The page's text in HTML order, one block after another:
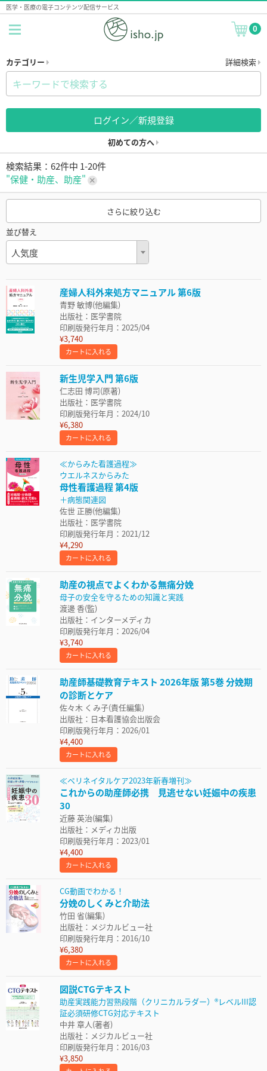
医学・医療の電子コンテンツ配信サービス
0
カテゴリー 詳細検索
ログイン／新規登録
初めての方へ
検索結果：62件中 1-20件
"保健・助産、助産"
さらに絞り込む
並び替え
人気度
産婦人科外来処方マニュアル 第6版
青野 敏博(他編集)
出版社：医学書院
印刷版発行年月：2025/04
¥3,740
カートに入れる
新生児学入門 第6版
仁志田 博司(原著)
出版社：医学書院
印刷版発行年月：2024/10
¥6,380
カートに入れる
≪からみた看護過程≫
ウエルネスからみた
母性看護過程 第4版
＋病態関連図
佐世 正勝(他編集)
出版社：医学書院
印刷版発行年月：2021/12
¥4,290
カートに入れる
助産の視点でよくわかる無痛分娩
母子の安全を守るための知識と実践
渡邊 香(監)
出版社：インターメディカ
印刷版発行年月：2026/04
¥3,740
カートに入れる
助産師基礎教育テキスト 2026年版 第5巻 分娩期
の診断とケア
佐々木 くみ子(責任編集)
出版社：日本看護協会出版会
印刷版発行年月：2026/01
¥4,400
カートに入れる
≪ペリネイタルケア2023年新春増刊≫
これからの助産師必携 見逃せない妊娠中の疾患
30
近藤 英治(編集)
出版社：メディカ出版
印刷版発行年月：2023/01
¥4,400
カートに入れる
CG動画でわかる！
分娩のしくみと介助法
竹田 省(編集)
出版社：メジカルビュー社
印刷版発行年月：2016/10
¥6,380
カートに入れる
図説CTGテキスト
助産実践能力習熟段階（クリニカルラダー）®レベルIII認
証必須研修CTG対応テキスト
中井 章人(著者)
出版社：メジカルビュー社
印刷版発行年月：2016/03
¥3,850